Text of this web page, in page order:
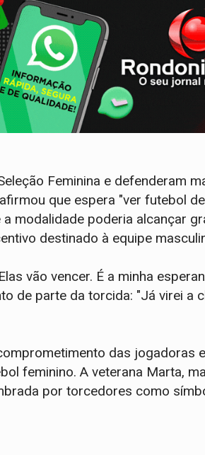
Feminina e defenderam
que espera "ver futebol
modalidade poderia alcançar
destinado à equipe
vão vencer. É a minha
de parte da torcida: "Já virei a
das jogadoras
feminino. A veterana Marta,
por torcedores como